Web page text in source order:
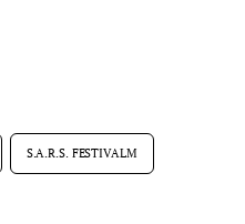
S.A.R.S. FESTIVALM